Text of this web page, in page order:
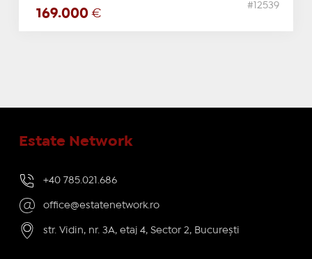
169.000 €
#12539
Estate Network
+40 785.021.686
office@estatenetwork.ro
str. Vidin, nr. 3A, etaj 4, Sector 2, București